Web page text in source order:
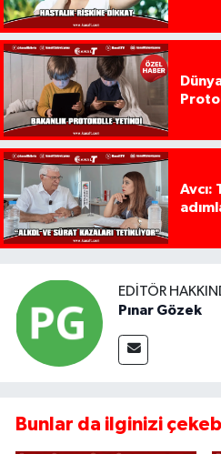
Avcı:
EDITÖR
Pınar Gözek
Bunlar da ilginizi